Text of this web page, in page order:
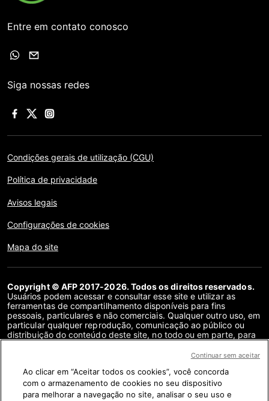
Entre em contato conosco
Siga nossas redes
Condições gerais de utilização (CGU)
Política de privacidade
Avisos legais
Configurações de cookies
Mapa do site
Copyright © AFP 2017-2026. Todos os direitos reservados.
Usuários podem acessar e consultar esse site e utilizar as
ferramentas de compartilhamento disponíveis para fins
pessoais, particulares e não comerciais. Qualquer outro uso, em
particular qualquer reprodução, comunicação ao público ou
distribuição do conteúdo deste site, no todo ou em parte, para
contrato de licença específico assinado com a AFP, é
meio de links no conteúdo de verificação de fatos são
fornecidos na medida necessária para a correta compreensão
da checagem da informação em questão. A AFP não obteve
Ao clicar em “Aceitar todos os cookies”, você concorda
com o armazenamento de cookies no seu dispositivo
para melhorar a navegação no site, analisar o seu uso e
Continuar sem aceitar